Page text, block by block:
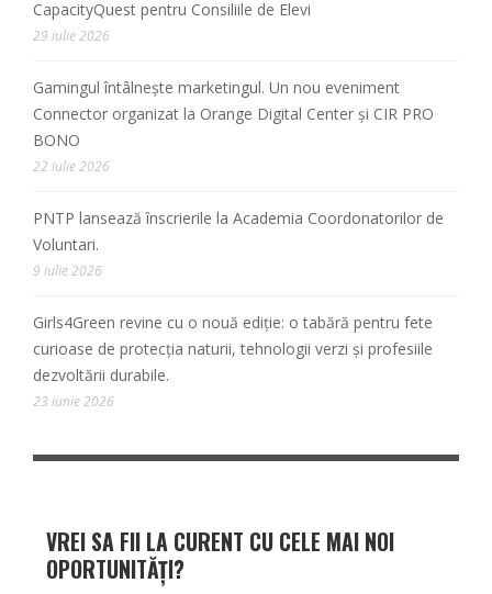
CapacityQuest pentru Consiliile de Elevi
29 iulie 2026
Gamingul întâlnește marketingul. Un nou eveniment
Connector organizat la Orange Digital Center și CIR PRO
BONO
22 iulie 2026
PNTP lansează înscrierile la Academia Coordonatorilor de
Voluntari.
9 iulie 2026
Girls4Green revine cu o nouă ediție: o tabără pentru fete
curioase de protecția naturii, tehnologii verzi și profesiile
dezvoltării durabile.
23 iunie 2026
VREI SA FII LA CURENT CU CELE MAI NOI
OPORTUNITĂȚI?